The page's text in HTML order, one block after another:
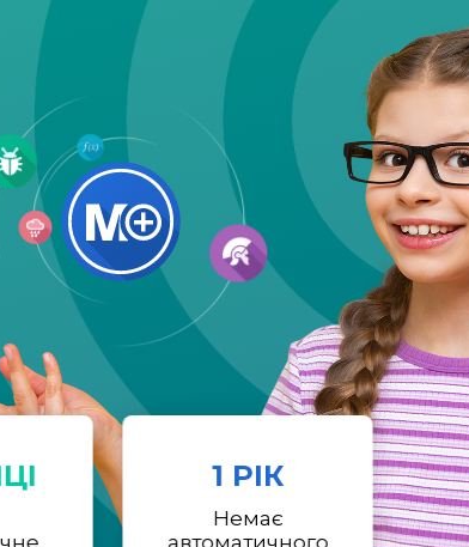
1 РІК
Немає
автоматичного